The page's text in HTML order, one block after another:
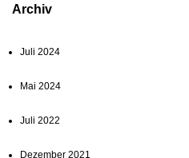
Archiv
Juli 2024
Mai 2024
Juli 2022
Dezember 2021